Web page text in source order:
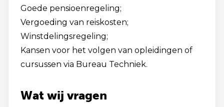
Goede pensioenregeling;
Vergoeding van reiskosten;
Winstdelingsregeling;
Kansen voor het volgen van opleidingen of
cursussen via Bureau Techniek.
Wat wij vragen